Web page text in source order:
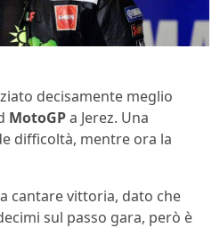
decisamente meglio
MotoGPa Jerez. Una
difficoltà, mentre ora la
cantare vittoria, dato che
sul passo gara, però è